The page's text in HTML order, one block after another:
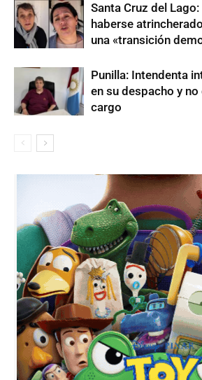
Santa Cruz del
haberse
una «transición
Punilla: Intendenta
en su despacho y no
cargo